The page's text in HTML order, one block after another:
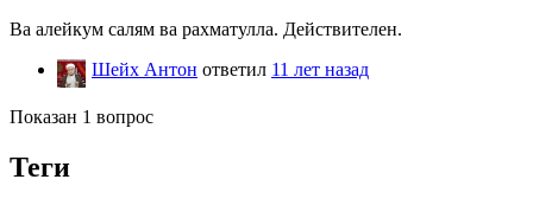
Ва алейкум салям ва рахматулла. Действителен.
Шейх Антон ответил 11 лет назад
Показан 1 вопрос
Теги